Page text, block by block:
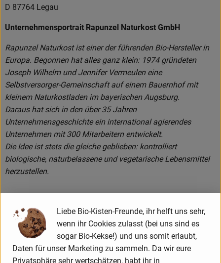
D 87764 Legau
Unternehmensportrait Rapunzel Naturkost GmbH
Rapunzel Naturkost ist einer der führenden Bio-Hersteller in
Europa. Begonnen hat alles ganz klein: 1974 gründeten
Joseph Wilhelm und Jennifer Vermeulen eine
Selbstversorger-Gemeinschaft auf einem Bauernhof mit
kleinem Naturkostladen im bayerischen Augsburg.
Daraus hat sich in den über 35 Jahren
Unternehmensgeschichte ein international agierendes
Unternehmen mit 300 Mitarbeitern entwickelt.
Die Idee ist stets die gleiche geblieben: kontrolliert
biologische, naturbelassene und vegetarische Lebensmittel
herzustellen.
Das Rapunzel Produktsortiment
Die Rapunzel Produkte der ersten Stunde waren Nussmuse,
Trockenfrüchte und Müsli. Inzwischen umfasst das
Sortiment ca. 550 Produkte. Zusätzlich zählen heute
Liebe Bio-Kisten-Freunde, ihr helft uns sehr,
wenn ihr Cookies zulasst (bei uns sind es
sogar Bio-Kekse!) und uns somit erlaubt,
Daten für unser Marketing zu sammeln. Da wir eure
Privatsphäre sehr wertschätzen, habt ihr in